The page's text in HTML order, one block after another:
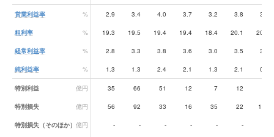
営業利益率 % 2.9 3.4 4.0 3.7 3.2 3.8 3.8
粗利率 % 19.3 19.5 19.4 19.4 18.4 20.1 20.0
経常利益率 % 2.8 3.3 3.8 3.6 3.0 3.5 3.7
純利益率 % 1.3 1.3 2.4 2.1 1.3 2.1 0.9
特別利益 億円 35 66 51 12 7 12
特別損失 億円 56 92 33 16 35 22 124
特別損失（そのほか） 億円 - - - - - -